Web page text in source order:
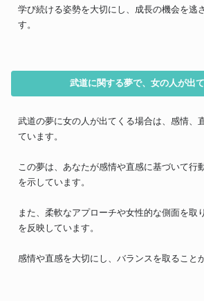
学び続ける姿勢を大切にし、成長の機会を逃
す。
武道に関する夢で、女の人が出
武道の夢に女の人が出てくる場合は、感情、
ています。
この夢は、あなたが感情や直感に基づいて行
を示しています。
また、柔軟なアプローチや女性的な側面を取
を反映しています。
感情や直感を大切にし、バランスを取ること